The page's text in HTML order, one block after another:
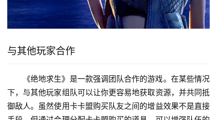
与其他玩家合作
《绝地求生》是一款强调团队合作的游戏。在某些情况
下，与其他玩家组队可以让你更容易地获取资源，并共同抵
御敌人。虽然使用卡卡盟购买队友之间的增益效果不是直接